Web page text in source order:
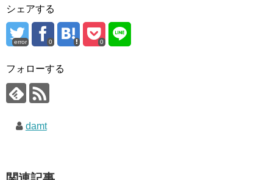
シェアする
error 0 0
フォローする
damt